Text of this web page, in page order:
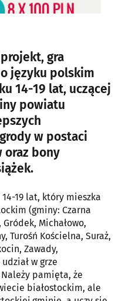
gra
języku polskim
14-19 lat, uczącej
powiatu
w postaci
oraz bony
14-19 lat, który mieszka
(gminy: Czarna
Michałowo,
Turośń Kościelna, Suraż,
Zawady,
w grze
pamięta, że
białostockim, ale